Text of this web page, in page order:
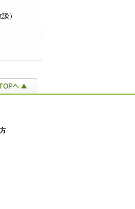
不動産投資のメリットとリスクを
）